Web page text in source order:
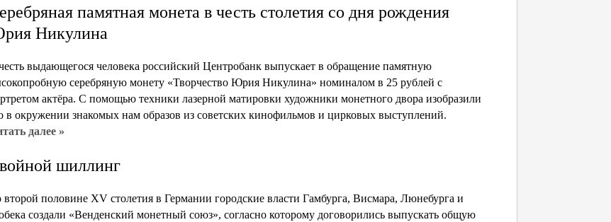
памятная монета в честь столетия со дня рождения
Никулина
выдающегося человека российский Центробанк выпускает в обращение памятную
серебряную монету «Творчество Юрия Никулина» номиналом в 25 рублей с
актёра. С помощью техники лазерной матировки художники монетного двора изобразили
в окружении знакомых нам образов из советских кинофильмов и цирковых выступлений.
далее »
шиллинг
второй половине XV столетия в Германии городские власти Гамбурга, Висмара, Люнебурга и
создали «Венденский монетный союз», согласно которому договорились выпускать общую